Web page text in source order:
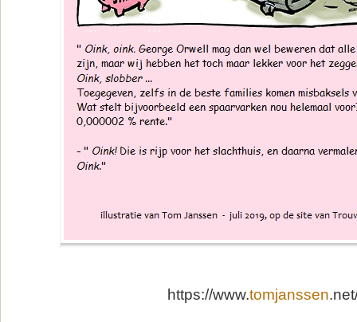
https://www.tomjanssen